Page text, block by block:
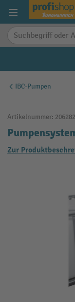
springen
IBC-Pumpen
Artikelnummer: 206282
Zur